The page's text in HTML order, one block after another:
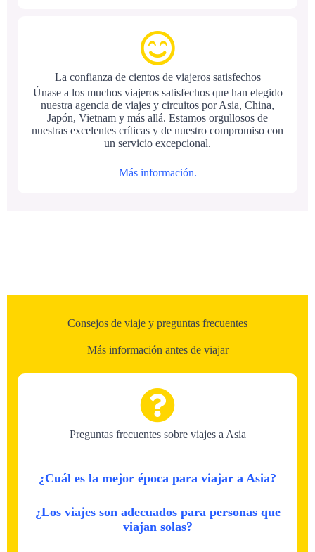
La confianza de cientos de viajeros satisfechos
Únase a los muchos viajeros satisfechos que han elegido
nuestra agencia de viajes y circuitos por Asia, China,
Japón, Vietnam y más allá. Estamos orgullosos de
nuestras excelentes críticas y de nuestro compromiso con
un servicio excepcional.
Más información.
Consejos de viaje y preguntas frecuentes
Más información antes de viajar
Preguntas frecuentes sobre viajes a Asia
¿Cuál es la mejor época para viajar a Asia?
¿Los viajes son adecuados para personas que
viajan solas?